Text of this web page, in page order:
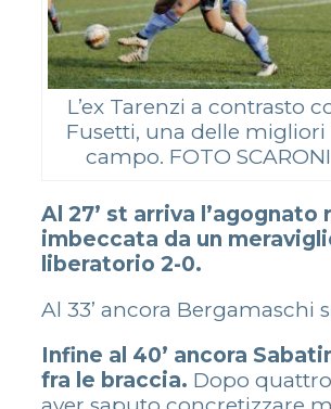
L’ex Tarenzi a contrasto
Fusetti, una delle migliori
campo. FOTO SCARONI
Al 27’ st arriva
imbeccata da un
liberatorio 2-0.
Al 33’ ancora Bergamaschi
Infine al 40’ ancora
fra le braccia. Dopo